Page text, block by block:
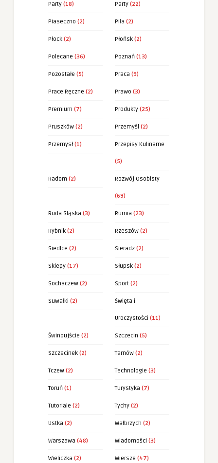
Party (18) Party (22)
Piaseczno (2) Piła (2)
Płock (2) Płońsk (2)
Polecane (36) Poznań (13)
Pozostałe (5) Praca (9)
Prace Ręczne (2) Prawo (3)
Premium (7) Produkty (25)
Pruszków (2) Przemyśl (2)
Przemysł (1) Przepisy Kulinarne
(5)
Radom (2) Rozwój Osobisty
(69)
Ruda Sląska (3) Rumia (23)
Rybnik (2) Rzeszów (2)
Siedlce (2) Sieradz (2)
Sklepy (17) Słupsk (2)
Sochaczew (2) Sport (2)
Suwałki (2) Święta i
Uroczystości (11)
Świnoujście (2) Szczecin (5)
Szczecinek (2) Tarnów (2)
Tczew (2) Technologie (3)
Toruń (1) Turystyka (7)
Tutoriale (2) Tychy (2)
Ustka (2) Wałbrzych (2)
Warszawa (48) Wiadomości (3)
Wieliczka (2) Wiersze (47)